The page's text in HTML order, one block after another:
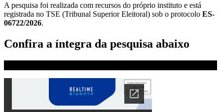
A pesquisa foi realizada com recursos do próprio instituto e está
registrada no TSE (Tribunal Superior Eleitoral) sob o protocolo ES-
06722/2026.
Confira a íntegra da pesquisa abaixo